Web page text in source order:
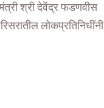
श्री देवेंद्र फडणवीस
लोकप्रतिनिधींनी